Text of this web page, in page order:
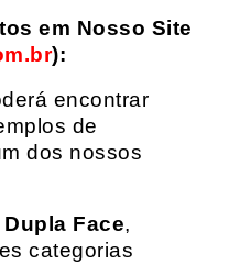
em Nosso Site
):
encontrar
de
dos nossos
Face,
categorias